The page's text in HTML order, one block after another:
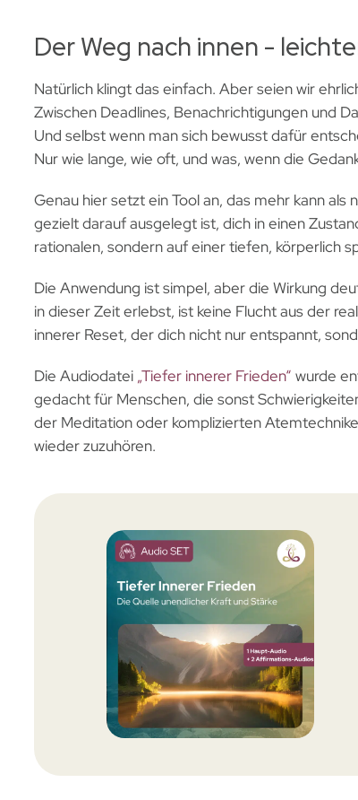
Der Weg nach innen -
Natürlich klingt das einfach. Aber seien wir
Zwischen Deadlines, Benachrichtigungen und
Und selbst wenn man sich bewusst dafür
Nur wie lange, wie oft, und was, wenn die
Genau hier setzt ein Tool an, das mehr kann
gezielt darauf ausgelegt ist, dich in einen
rationalen, sondern auf einer tiefen, körperlich
Die Anwendung ist simpel, aber die Wirkung
in dieser Zeit erlebst, ist keine Flucht aus der
innerer Reset, der dich nicht nur entspannt,
Die Audiodatei „Tiefer innerer Frieden“ wurde
gedacht für Menschen, die sonst
der Meditation oder komplizierten
wieder zuzuhören.